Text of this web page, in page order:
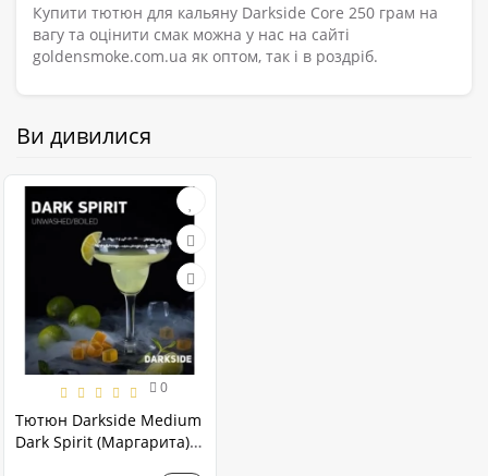
Купити тютюн для кальяну Darkside Core 250 грам на
вагу та оцінити смак можна у нас на сайті
goldensmoke.com.ua як оптом, так і в роздріб.
Ви дивилися
0
Тютюн Darkside Medium
Dark Spirit (Маргарита)